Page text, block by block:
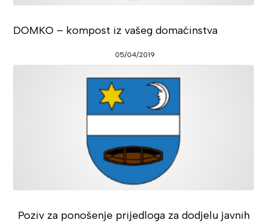
DOMKO – kompost iz vašeg domaćinstva
05/04/2019
Poziv za ponošenje prijedloga za dodjelu javnih